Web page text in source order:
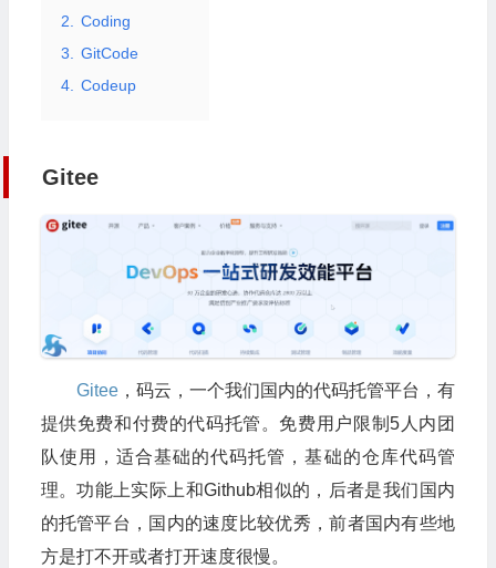
2.
Coding
3.
GitCode
4.
Codeup
Gitee
Gitee，码云，一个我们国内的代码托管平台，有
提供免费和付费的代码托管。免费用户限制5人内团
队使用，适合基础的代码托管，基础的仓库代码管
理。功能上实际上和Github相似的，后者是我们国内
的托管平台，国内的速度比较优秀，前者国内有些地
方是打不开或者打开速度很慢。